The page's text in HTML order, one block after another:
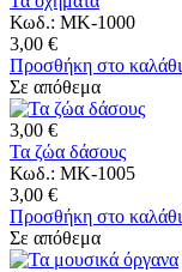
Κωδ.: MK-1000
3,00 €
Προσθήκη στο καλάθι
Σε απόθεμα
3,00 €
Τα ζώα δάσους
Κωδ.: MK-1005
3,00 €
Προσθήκη στο καλάθι
Σε απόθεμα